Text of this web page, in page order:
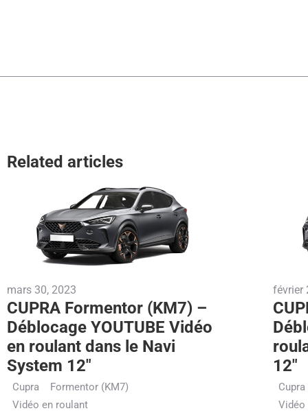
Related articles
mars 30, 2023
CUPRA Formentor (KM7) –
Déblocage YOUTUBE Vidéo
en roulant dans le Navi
System 12″
Cupra
Formentor (KM7)
Vidéo en roulant
février
12″
Cupra
Vidéo